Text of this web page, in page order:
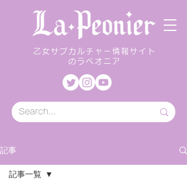
乙女サブカルチャー情報サイト
のラペオニア
記事
記事一覧